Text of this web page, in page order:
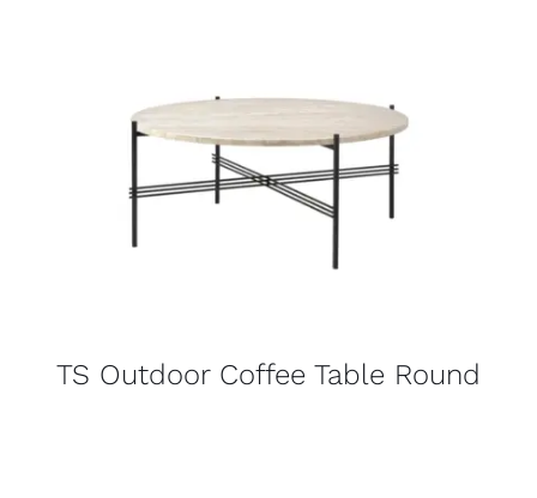
TS Outdoor Coffee Table Round